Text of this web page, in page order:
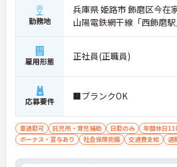
勤務地
兵庫県 姫路市 飾磨区今在
山陽電鉄網干線「西飾磨
雇用形態 正社員(正職員)
応募要件 ■ブランクOK
車通勤可 託児所・育児補助 日勤のみ 年間休日
ボーナス・賞与あり
社会保険完備 交通費支給 退